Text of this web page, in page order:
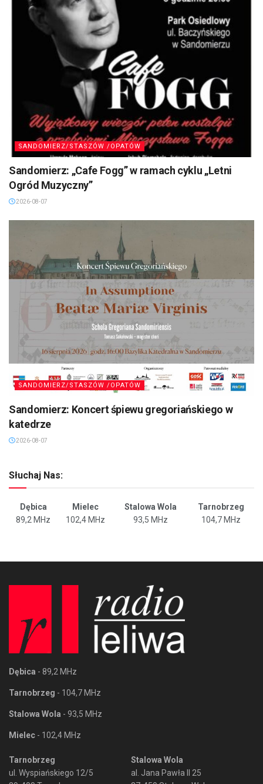
SANDOMIERZ/STASZÓW /OPATÓW
Sandomierz: „Cafe Fogg” w ramach cyklu „Letni
Ogród Muzyczny”
2026-08-07
SANDOMIERZ/STASZÓW /OPATÓW
Sandomierz: Koncert śpiewu gregoriańskiego w
katedrze
2026-08-07
Słuchaj Nas:
Dębica Mielec Stalowa Wola
Tarnobrzeg
89,2 MHz
102,4 MHz 93,5 MHz 104,7 MHz
Dębica - 89,2 MHz
Tarnobrzeg - 104,7 MHz
Stalowa Wola - 93,5 MHz
Mielec - 102,4 MHz
Tarnobrzeg
ul. Wyspiańskiego 12/5
Stalowa Wola
al. Jana Pawła II 25